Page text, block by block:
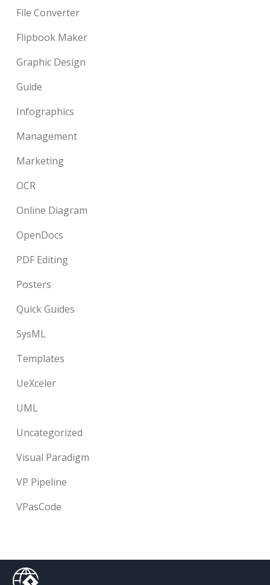
File Converter
Flipbook Maker
Graphic Design
Guide
Infographics
Management
Marketing
OCR
Online Diagram
OpenDocs
PDF Editing
Posters
Quick Guides
SysML
Templates
UeXceler
UML
Uncategorized
Visual Paradigm
VP Pipeline
VPasCode